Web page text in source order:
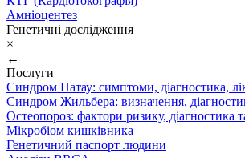
Амніоцентез
Генетичні дослідження
×
←
Послуги
Синдром Патау: симптоми, дiагностика,
Синдром Жильбера: визначення,
Остеопороз: фактори ризику, діагностика
Мікробіом кишківника
Генетичний паспорт людини